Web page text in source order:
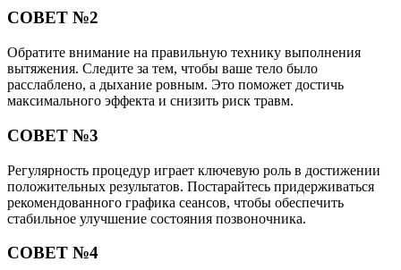
СОВЕТ №2
Обратите внимание на правильную технику выполнения
вытяжения. Следите за тем, чтобы ваше тело было
расслаблено, а дыхание ровным. Это поможет достичь
максимального эффекта и снизить риск травм.
СОВЕТ №3
Регулярность процедур играет ключевую роль в достижении
положительных результатов. Постарайтесь придерживаться
рекомендованного графика сеансов, чтобы обеспечить
стабильное улучшение состояния позвоночника.
СОВЕТ №4